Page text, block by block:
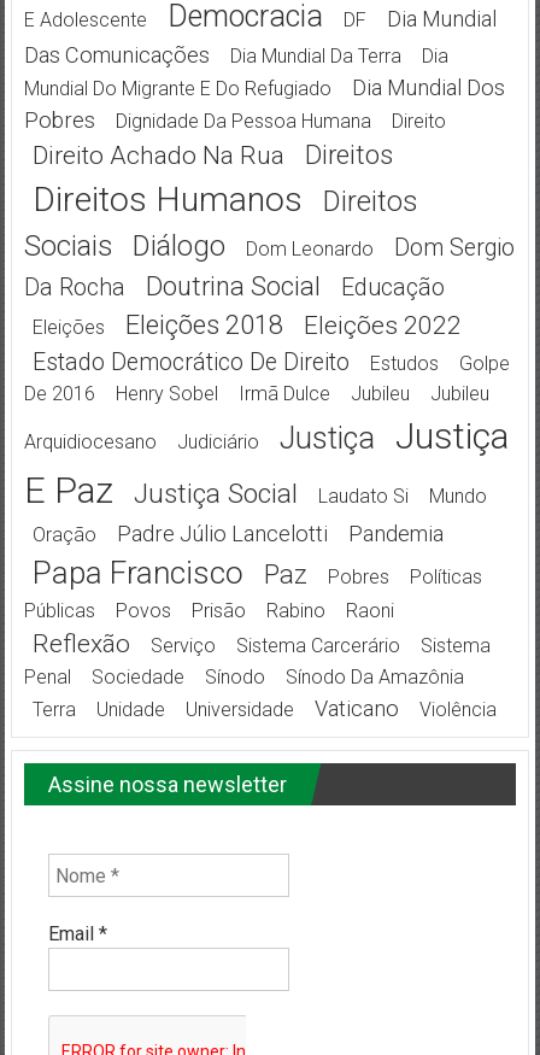
E Adolescente Democracia DF
Dia Mundial
Das Comunicações
Dia Mundial Da Terra
Dia
Mundial Do Migrante E Do Refugiado
Dia Mundial Dos
Pobres
Dignidade Da Pessoa Humana Direito
Direito Achado Na Rua Direitos
Direitos Humanos
Direitos
Sociais
Diálogo Dom Leonardo
Dom Sergio
Da Rocha
Doutrina Social Educação
Eleições Eleições 2018 Eleições 2022
Estado Democrático De Direito Estudos
Golpe
De 2016
Henry Sobel Irmã Dulce Jubileu Jubileu
Arquidiocesano Judiciário Justiça
Justiça
E Paz
Justiça Social Laudato Si
Mundo
Oração
Padre Júlio Lancelotti Pandemia
Papa Francisco Paz Pobres
Políticas
Públicas
Povos Prisão Rabino Raoni
Reflexão Serviço Sistema Carcerário
Sistema
Penal
Sociedade Sínodo
Sínodo Da Amazônia
Terra
Unidade Universidade Vaticano Violência
Assine nossa newsletter
Email *